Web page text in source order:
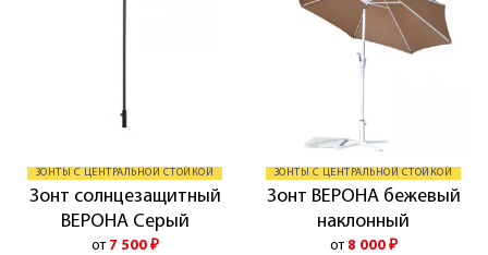
ЗОНТЫ С ЦЕНТРАЛЬНОЙ СТОЙКОЙ
Зонт солнцезащитный
ВЕРОНА Серый
от 7 500 ₽
ЗОНТЫ С ЦЕНТРАЛЬНОЙ СТОЙКОЙ
Зонт ВЕРОНА бежевый
наклонный
от 8 000 ₽